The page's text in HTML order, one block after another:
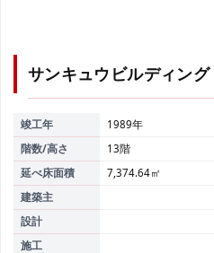
サンキュウビルディング
竣工年
1989年
階数/高さ
13階
延べ床面積
7,374.64㎡
建築主
設計
施工